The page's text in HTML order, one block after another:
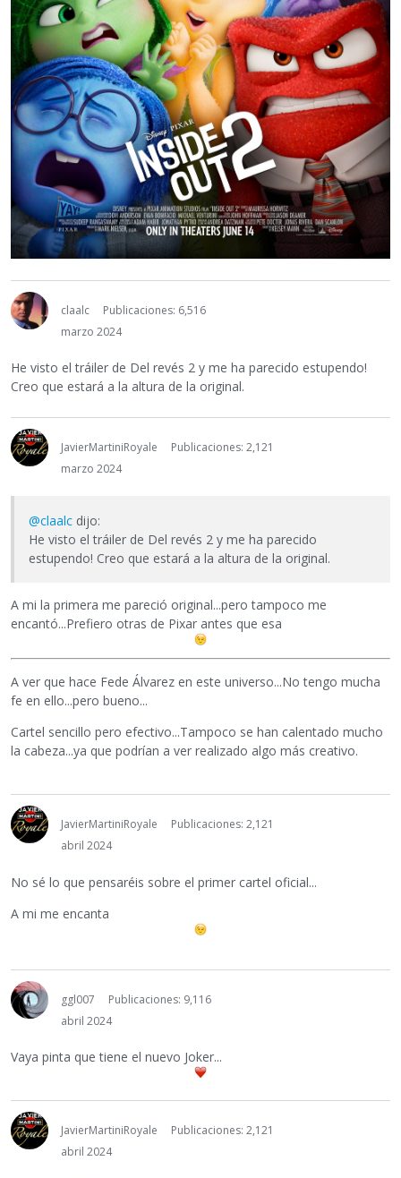
claalc
Publicaciones: 6,516
marzo 2024
He visto el tráiler de Del revés 2 y me ha parecido estupendo!
Creo que estará a la altura de la original.
JavierMartiniRoyale
Publicaciones: 2,121
marzo 2024
@claalc dijo:
He visto el tráiler de Del revés 2 y me ha parecido
estupendo! Creo que estará a la altura de la original.
A mi la primera me pareció original...pero tampoco me
encantó...Prefiero otras de Pixar antes que esa
A ver que hace Fede Álvarez en este universo...No tengo mucha
fe en ello...pero bueno...
Cartel sencillo pero efectivo...Tampoco se han calentado mucho
la cabeza...ya que podrían a ver realizado algo más creativo.
JavierMartiniRoyale
Publicaciones: 2,121
abril 2024
No sé lo que pensaréis sobre el primer cartel oficial...
A mi me encanta
ggl007
Publicaciones: 9,116
abril 2024
Vaya pinta que tiene el nuevo Joker...
JavierMartiniRoyale
Publicaciones: 2,121
abril 2024